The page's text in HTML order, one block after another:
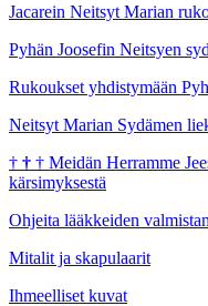
Jacarein Neitsyt Marian
Pyhän Joosefin Neitsyen
Rukoukset yhdistymään
Neitsyt Marian Sydämen
† † † Meidän Herramme
kärsimyksestä
Ohjeita lääkkeiden
Mitalit ja skapulaarit
Ihmeelliset kuvat